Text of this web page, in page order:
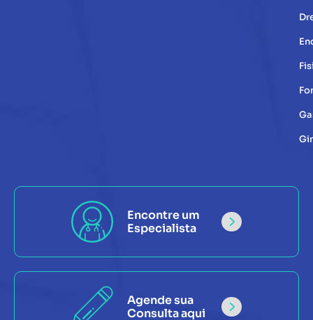
Encontre um
Especialista
Agende sua
Consulta aqui